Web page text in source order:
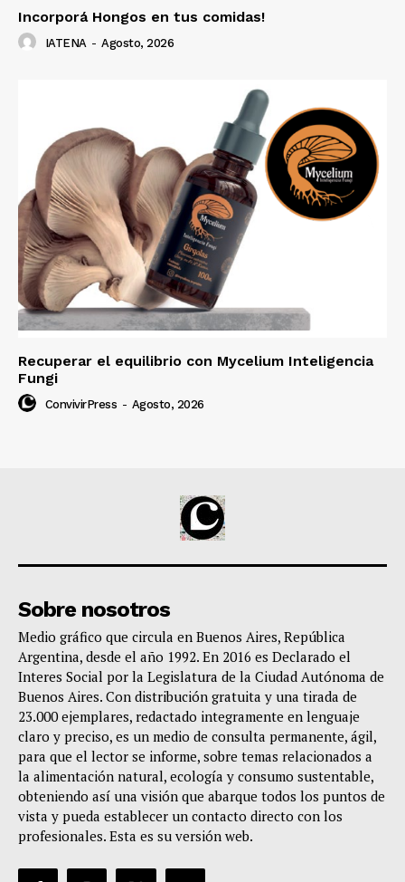
Incorporá Hongos en tus comidas!
IATENA - Agosto, 2026
Recuperar el equilibrio con Mycelium Inteligencia
Fungi
ConvivirPress - Agosto, 2026
Sobre nosotros
Medio gráfico que circula en Buenos Aires, República
Argentina, desde el año 1992. En 2016 es Declarado el
Interes Social por la Legislatura de la Ciudad Autónoma de
Buenos Aires. Con distribución gratuita y una tirada de
23.000 ejemplares, redactado integramente en lenguaje
claro y preciso, es un medio de consulta permanente, ágil,
para que el lector se informe, sobre temas relacionados a
la alimentación natural, ecología y consumo sustentable,
obteniendo así una visión que abarque todos los puntos de
vista y pueda establecer un contacto directo con los
profesionales. Esta es su versión web.